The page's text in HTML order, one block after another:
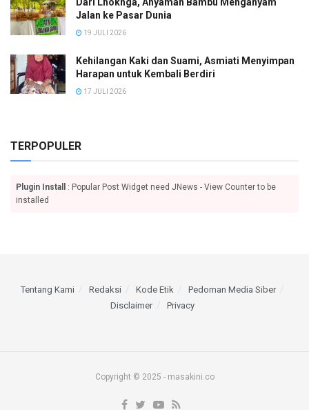
Jalan ke Pasar Dunia
19 JULI 2026
Kehilangan Kaki dan Suami, Asmiati Menyimpan
Harapan untuk Kembali Berdiri
17 JULI 2026
TERPOPULER
Plugin Install
: Popular Post Widget need JNews - View Counter to be
installed
Tentang Kami Redaksi Kode Etik
Pedoman Media Siber
Disclaimer
Privacy
Copyright © 2025 - masakini.co